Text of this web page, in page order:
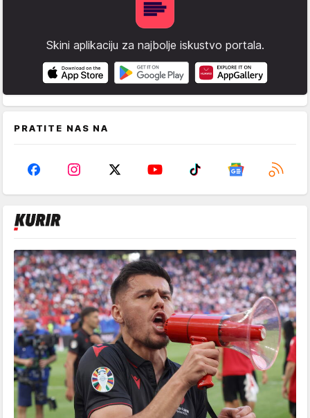
Skini aplikaciju za najbolje iskustvo portala.
PRATITE NAS NA